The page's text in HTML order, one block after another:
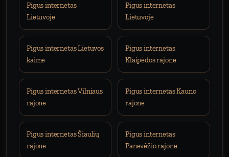
Pigus internetas
Lietuvoje
Pigus internetas
Lietuvoje
Pigus internetas Lietuvos
kaime
Pigus internetas
Klaipėdos rajone
Pigus internetas Vilniaus
rajone
Pigus internetas Kauno
rajone
Pigus internetas Šiaulių
rajone
Pigus internetas
Panevėžio rajone